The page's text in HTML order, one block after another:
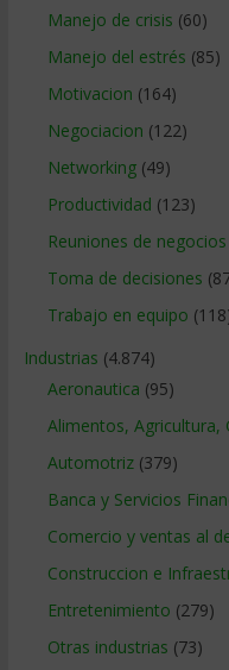
Manejo de crisis (60)
Manejo del estrés (85)
Motivacion (164)
Negociacion (122)
Networking(49)
Productividad (123)
Reuniones de negocios
Toma de decisiones
Trabajo en equipo
Industrias (4.874)
Aeronautica (95)
Alimentos, Agricultura,
Automotriz(379)
Banca y Servicios
Comercio y ventas al
Construccion e
Entretenimiento (279)
Otras industrias (73)